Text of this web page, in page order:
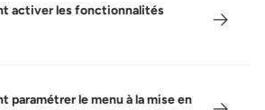
activer les fonctionnalités
paramétrer le menu à la mise en